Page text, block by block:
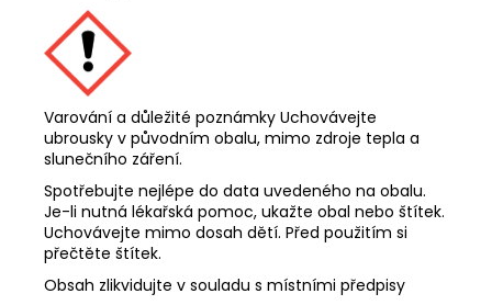
Varování a důležité poznámky Uchovávejte
ubrousky v původním obalu, mimo zdroje tepla a
slunečního záření.
Spotřebujte nejlépe do data uvedeného na obalu.
Je-li nutná lékařská pomoc, ukažte obal nebo štítek.
Uchovávejte mimo dosah dětí. Před použitím si
přečtěte štítek.
Obsah zlikvidujte v souladu s místními předpisy